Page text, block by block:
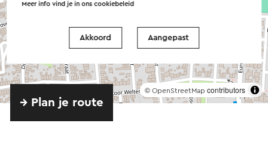
© OpenStreetMap contributors
→ Plan je route
Meer info vind je in onscookiebeleid
Akkoord Aangepast